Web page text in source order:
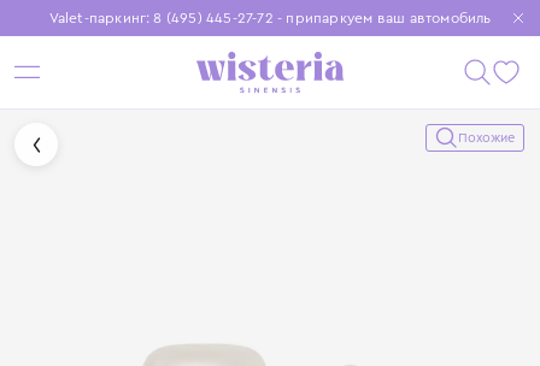
Valet-паркинг: 8 (495) 445-27-72 - припаркуем ваш автомобиль
Бесплатная доставка при заказе от 15 000 ₽
Установите приложение, чтобы покупки были еще удобнее
Похожие